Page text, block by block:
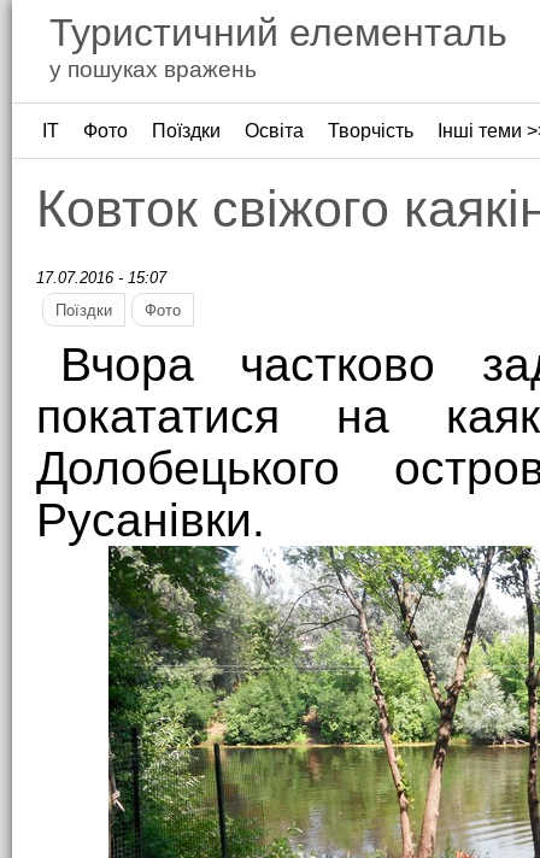
Туристичний елементаль
у пошуках вражень
ІТ Фото Поїздки Освіта Творчість Інші теми
Ковток свіжого
17.07.2016 - 15:07
Поїздки
Фото
Вчора частково
покататися на
Долобецького
Русанівки.